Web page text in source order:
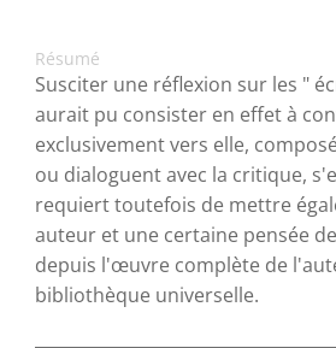
Résumé
Susciter une réflexion sur les "
aurait pu consister en effet à
exclusivement vers elle,
ou dialoguent avec la critique,
requiert toutefois de mettre
auteur et une certaine pensée
depuis l'œuvre complète de
bibliothèque universelle.